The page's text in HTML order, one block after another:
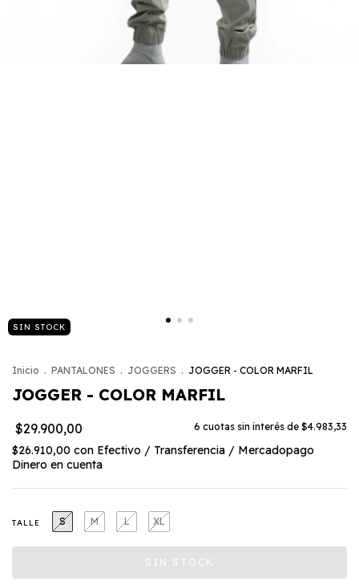
SIN STOCK
Inicio . PANTALONES . JOGGERS . JOGGER - COLOR MARFIL
JOGGER - COLOR MARFIL
$29.900,00 6 cuotas sin interés de $4.983,33
$26.910,00 con Efectivo / Transferencia / Mercadopago
Dinero en cuenta
TALLE S M L XL